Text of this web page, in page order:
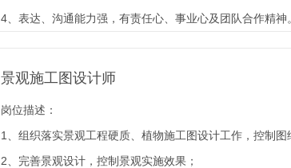
4、表达、沟通能力强，有责任心、事业心及团队合作精神
景观施工图设计师
岗位描述：
1、组织落实景观工程硬质、植物施工图设计工作，控制图
2、完善景观设计，控制景观实施效果；